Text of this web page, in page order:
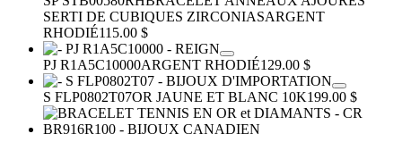
SERTI DE CUBIQUES ZIRCONIASARGENT
RHODIÉ115.00 $
PJ R1A5C10000ARGENT RHODIÉ129.00 $
S FLP0802T07OR JAUNE ET BLANC 10K199.00 $